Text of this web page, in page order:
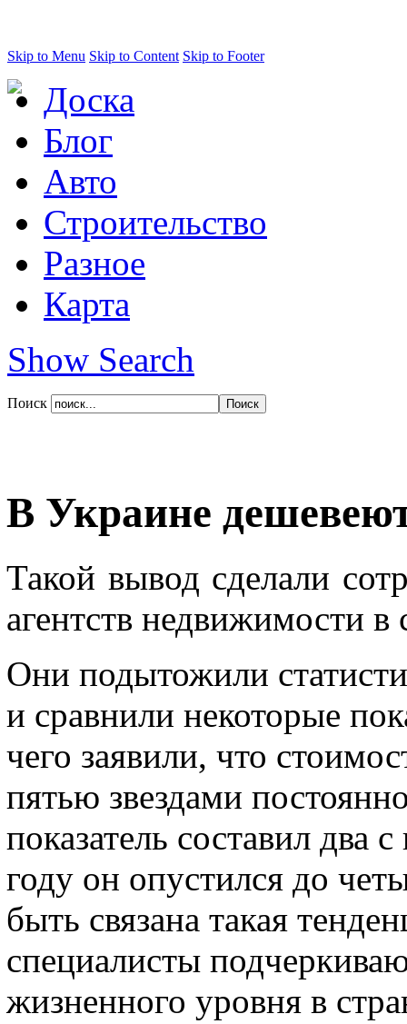
Skip to Menu Skip to Content Skip to Footer
Доска
Блог
Авто
Строительство
Разное
Карта
Show Search
Поиск
В Украине
Такой вывод сделали
агентств недвижимости
Они подытожили
и сравнили некоторые
чего заявили, что
пятью звездами
показатель составил два
году он опустился до
быть связана такая
специалисты
жизненного уровня в